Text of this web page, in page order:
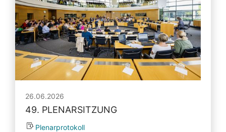
26.06.2026
49. PLENARSITZUNG
Plenarprotokoll